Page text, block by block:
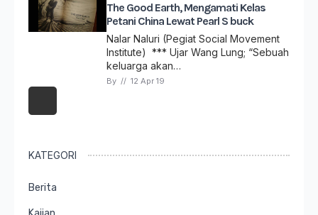
The Good Earth, Mengamati Kelas
Petani China Lewat Pearl S buck
Nalar Naluri (Pegiat Social Movement
Institute) *** Ujar Wang Lung; “Sebuah
keluarga akan…
By // 12 Apr 19
KATEGORI
Berita